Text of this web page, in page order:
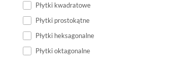
Płytki kwadratowe
Płytki prostokątne
Płytki heksagonalne
Płytki oktagonalne